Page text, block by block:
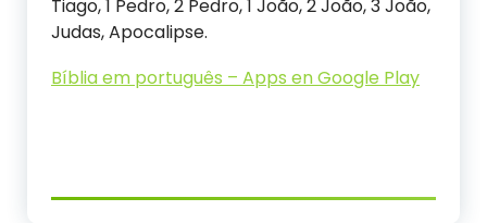
Tiago, 1 Pedro, 2 Pedro, 1 João, 2 João, 3 João,
Judas, Apocalipse.
Bíblia em português – Apps en Google Play